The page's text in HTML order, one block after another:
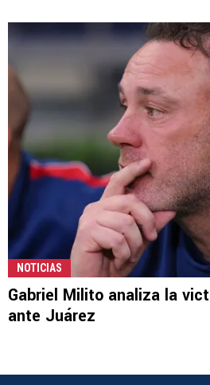
NOTICIAS
Gabriel Milito analiza la
ante Juárez